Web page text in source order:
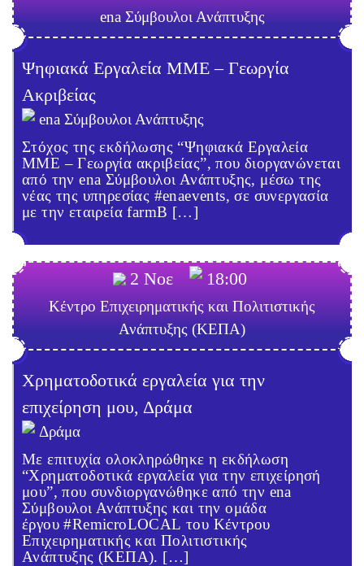
ena Σύμβουλοι Ανάπτυξης
Ψηφιακά Εργαλεία ΜΜΕ – Γεωργία
Ακριβείας
ena Σύμβουλοι Ανάπτυξης
Στόχος της εκδήλωσης “Ψηφιακά Εργαλεία
ΜΜΕ – Γεωργία ακριβείας”, που διοργανώνεται
από την ena Σύμβουλοι Ανάπτυξης, μέσω της
νέας της υπηρεσίας #enaevents, σε συνεργασία
με την εταιρεία farmB […]
2 Νοε 18:00
Κέντρο Επιχειρηματικής και Πολιτιστικής
Ανάπτυξης (ΚΕΠΑ)
Χρηματοδοτικά εργαλεία για την
επιχείρηση μου, Δράμα
Δράμα
Με επιτυχία ολοκληρώθηκε η εκδήλωση
“Χρηματοδοτικά εργαλεία για την επιχείρησή
μου”, που συνδιοργανώθηκε από την ena
Σύμβουλοι Ανάπτυξης και την ομάδα
έργου #RemicroLOCAL του Κέντρου
Επιχειρηματικής και Πολιτιστικής
Ανάπτυξης (ΚΕΠΑ). […]